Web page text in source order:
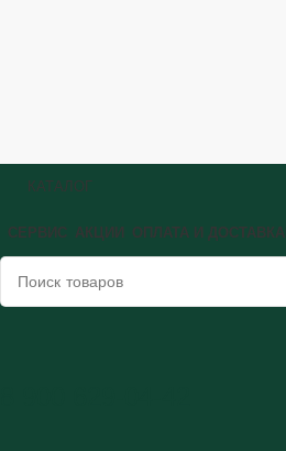
КАТАЛОГ
СЕРВИС АКЦИИ ОПЛАТА И ДОСТАВКА